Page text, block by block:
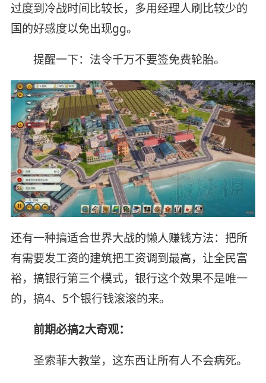
过度到冷战时间比较长，多用经理人刷比较少的
国的好感度以免出现gg。
提醒一下：法令千万不要签免费轮胎。
还有一种搞适合世界大战的懒人赚钱方法：把所
有需要发工资的建筑把工资调到最高，让全民富
裕，搞银行第三个模式，银行这个效果不是唯一
的，搞4、5个银行钱滚滚的来。
前期必搞2大奇观：
圣索菲大教堂，这东西让所有人不会病死。